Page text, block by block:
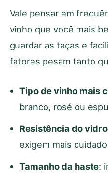
Vale pensar em
vinho que você mais
guardar as taças e
fatores pesam tanto
Tipo de vinho mais
branco, rosé ou
Resistência do vidro
exigem mais
Tamanho da haste: